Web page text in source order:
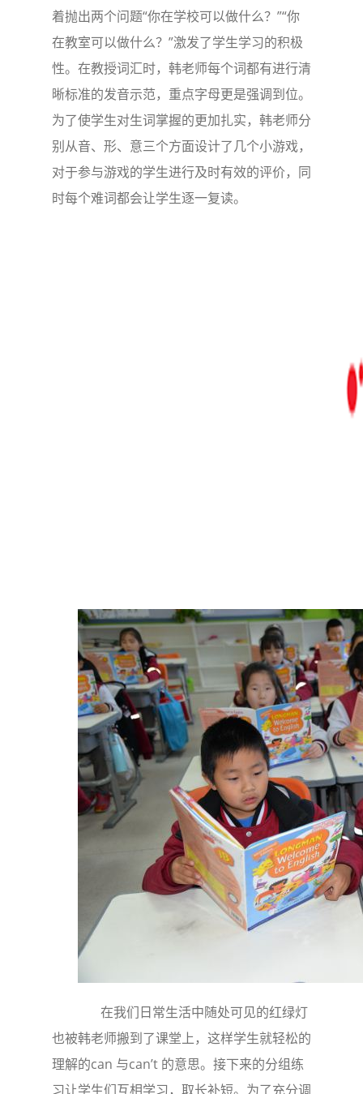
着抛出两个问题“你在学校可以做什么？”“你
在教室可以做什么？”激发了学生学习的积极
性。在教授词汇时，韩老师每个词都有进行清
晰标准的发音示范，重点字母更是强调到位。
为了使学生对生词掌握的更加扎实，韩老师分
别从音、形、意三个方面设计了几个小游戏，
对于参与游戏的学生进行及时有效的评价，同
时每个难词都会让学生逐一复读。
在我们日常生活中随处可见的红绿灯
也被韩老师搬到了课堂上，这样学生就轻松的
理解的can 与can’t 的意思。接下来的分组练
习让学生们互相学习，取长补短。为了充分调